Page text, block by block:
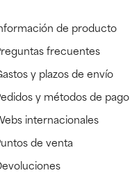
de producto
frecuentes
y plazos de envío
y métodos de pago
internacionales
de venta